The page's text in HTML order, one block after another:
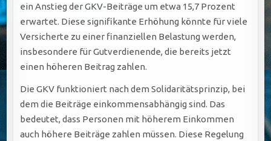
ein Anstieg der GKV-Beiträge um etwa 15,7 Prozent
erwartet. Diese signifikante Erhöhung könnte für viele
Versicherte zu einer finanziellen Belastung werden,
insbesondere für Gutverdienende, die bereits jetzt
einen höheren Beitrag zahlen.
Die GKV funktioniert nach dem Solidaritätsprinzip, bei
dem die Beiträge einkommensabhängig sind. Das
bedeutet, dass Personen mit höherem Einkommen
auch höhere Beiträge zahlen müssen. Diese Regelung